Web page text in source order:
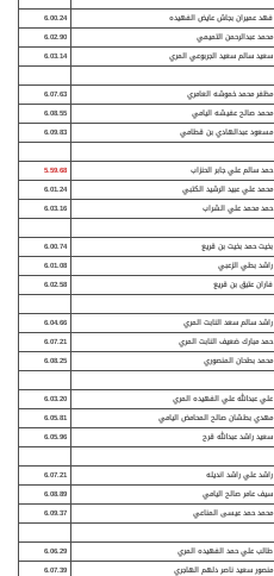
فهد عميران بجاش عايض الفهيده
6.00.24
محمد عبدالرحمن التميمي
6.02.90
سعيد سالم سعيد الجربوعي المري 6.03.14
مظفر محمد خموشه العامري
6.07.63
محمد صالح عفيشه اليامي
6.08.55
مسعود عبدالهادي بن قطامي 6.09.83
حمد سالم علي جابر الحنزاب
5.59.68
محمد علي عبيد الرشيد الكتبي
6.01.24
حمد محمد علي الشراب 6.03.16
بخيت حمد بخيت بن قريع
6.00.74
راشد بطي الزعبي
6.01.08
فاران عتيق بن قريع 6.02.58
راشد سالم سعد النابت المري
6.04.66
حمد مبارك ضعيف النابت المري
6.07.21
محمد بطحان المنصوري 6.08.25
علي عبدالله علي الفهيده المري
6.03.20
مهدي بطشان صالح المحامض اليامي
6.05.81
سعيد راشد عبدالله قرح 6.05.96
راشد علي راشد انديله
6.07.21
سيف عامر صالح اليامي
6.08.89
محمد حمد عيسى المناعي 6.09.37
طالب علي حمد الفهيده المري
6.06.29
منصور سعيد ناصر دلهم الهاجري
6.07.39